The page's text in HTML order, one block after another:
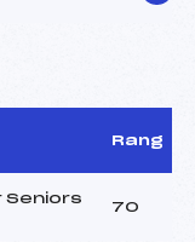
Rang
Seniors
70